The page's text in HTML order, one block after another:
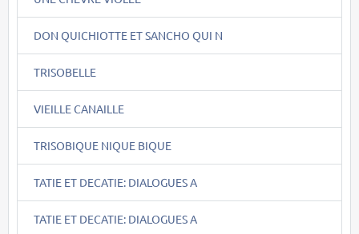
DON QUICHIOTTE ET SANCHO QUI N
TRISOBELLE
VIEILLE CANAILLE
TRISOBIQUE NIQUE BIQUE
TATIE ET DECATIE: DIALOGUES A
TATIE ET DECATIE: DIALOGUES A